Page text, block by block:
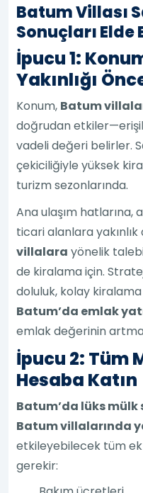
Batum Villası
Sonuçları Elde
İpucu 1:
Yakınlığı
Konum, Batum
doğrudan
vadeli değeri belirler.
çekiciliğiyle yüksek
turizm sezonlarında.
Ana ulaşım hatlarına,
ticari alanlara yakınlık
villalara yönelik
de kiralama için.
doluluk, kolay
Batum’da emlak
emlak değerinin
İpucu 2: Tüm
Hesaba Katın
Batum’da lüks mülk
Batum villalarında
etkileyebilecek tüm
gerekir: